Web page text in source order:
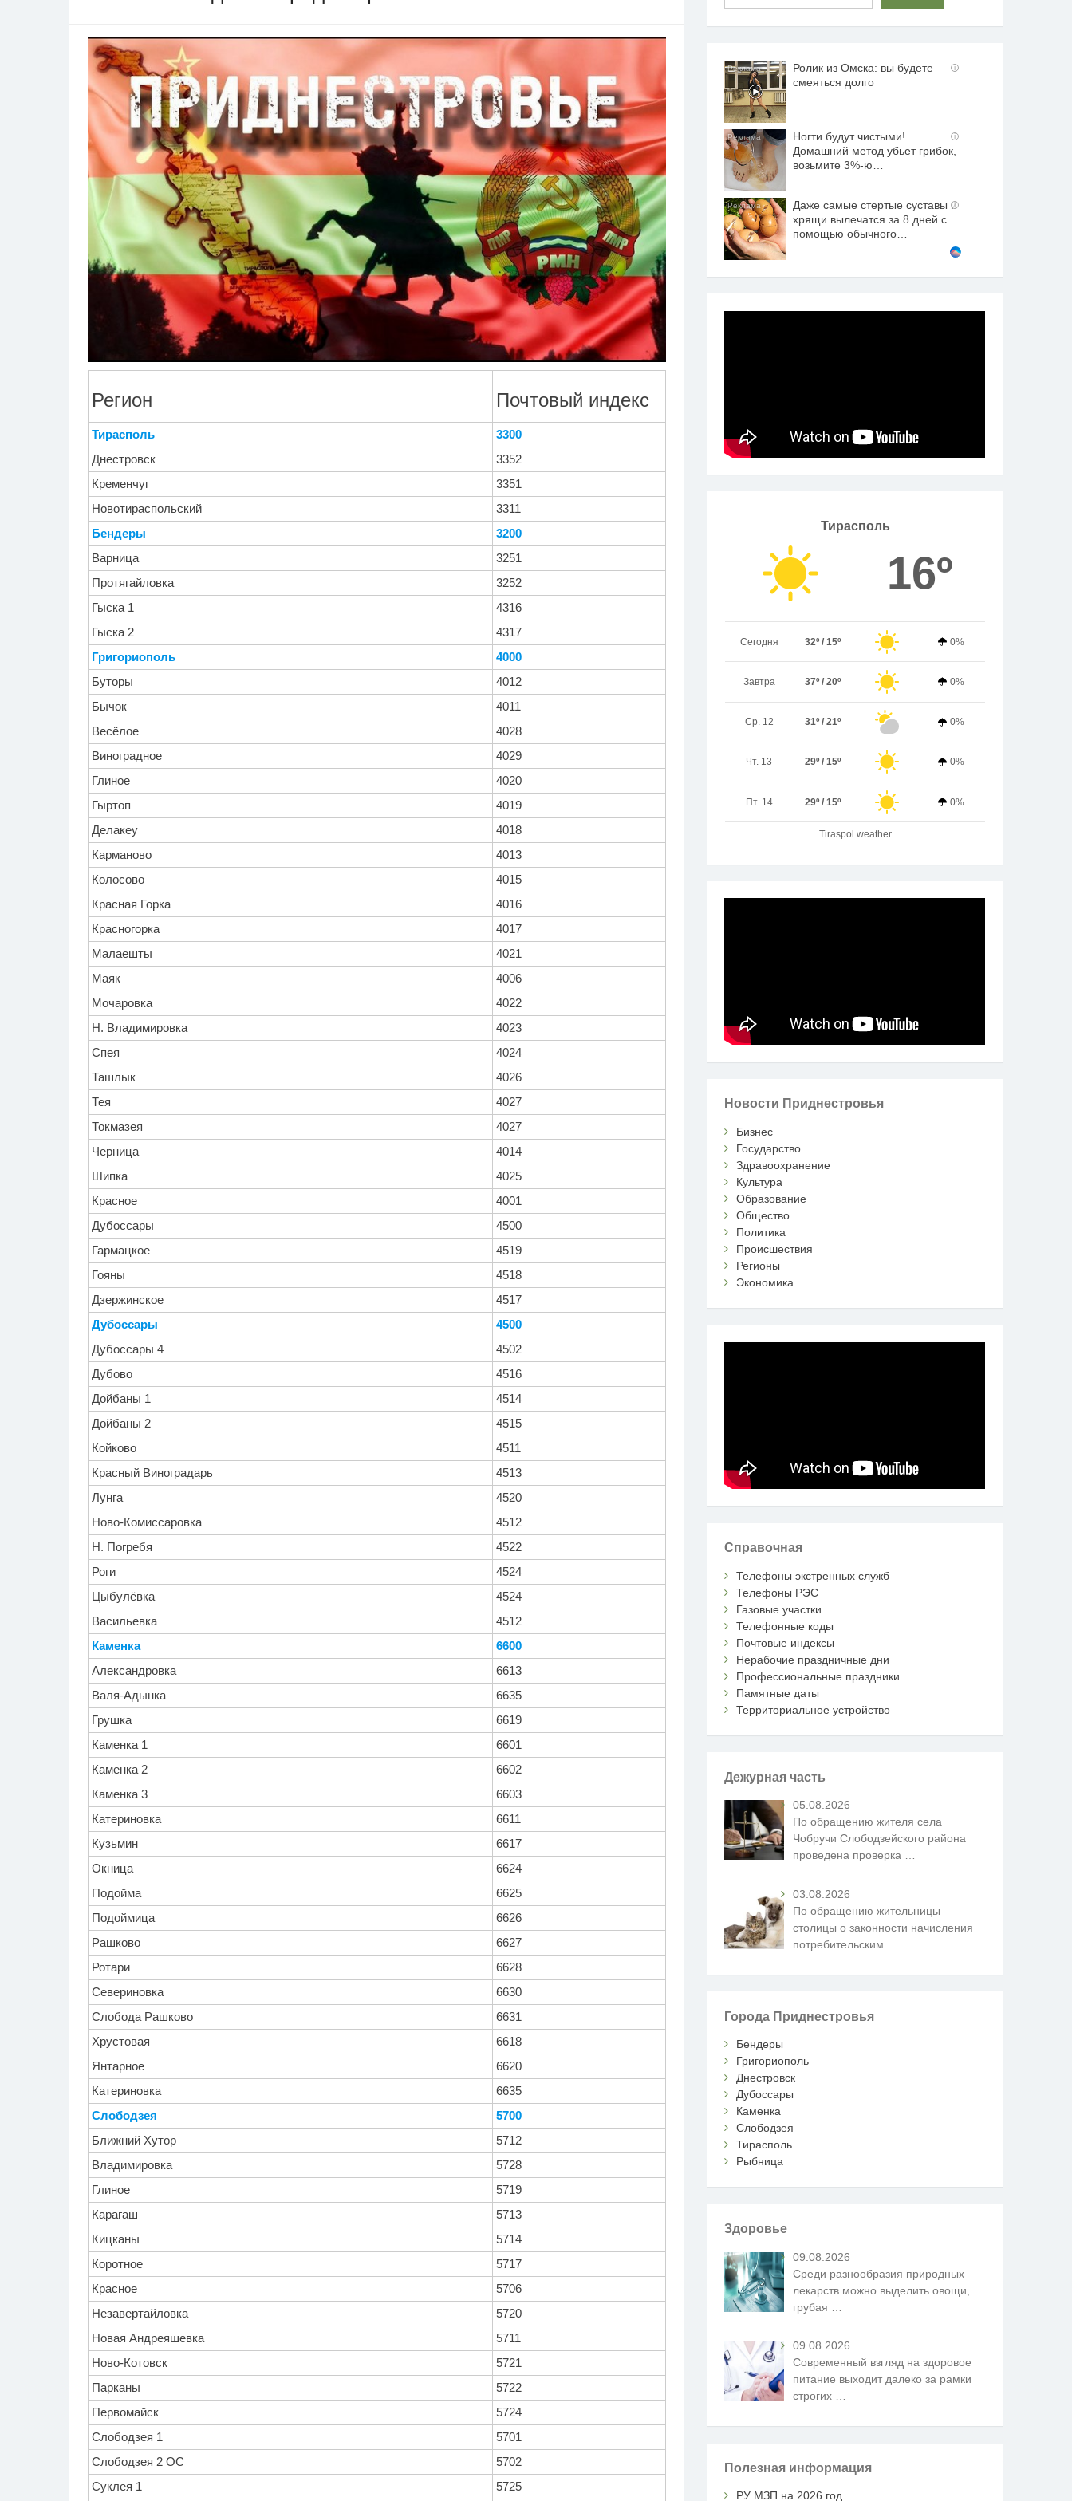
Регион Почтовый индекс
Тирасполь
3300
Днестровск
3352
Кременчуг
3351
Новотираспольский
3311
Бендеры
3200
Варница
3251
Протягайловка
3252
Гыска 1
4316
Гыска 2
4317
Григориополь
4000
Буторы
4012
Бычок
4011
Весёлое
4028
Виноградное
4029
Глиное
4020
Гыртоп
4019
Делакеу
4018
Карманово
4013
Колосово
4015
Красная Горка
4016
Красногорка
4017
Малаешты
4021
Маяк
4006
Мочаровка
4022
Н. Владимировка
4023
Спея
4024
Ташлык
4026
Тея
4027
Токмазея
4027
Черница
4014
Шипка
4025
Красное
4001
Дубоссары
4500
Гармацкое
4519
Гояны
4518
Дзержинское
4517
Дубоссары
4500
Дубоссары 4
4502
Дубово
4516
Дойбаны 1
4514
Дойбаны 2
4515
Койково
4511
Красный Виноградарь
4513
Лунга
4520
Ново-Комиссаровка
4512
Н. Погребя
4522
Роги
4524
Цыбулёвка
4524
Васильевка
4512
Каменка
6600
Александровка
6613
Валя-Адынка
6635
Грушка
6619
Каменка 1
6601
Каменка 2
6602
Каменка 3
6603
Катериновка
6611
Кузьмин
6617
Окница
6624
Подойма
6625
Подоймица
6626
Рашково
6627
Ротари
6628
Севериновка
6630
Слобода Рашково
6631
Хрустовая
6618
Янтарное
6620
Катериновка
6635
Слободзея
5700
Ближний Хутор
5712
Владимировка
5728
Глиное
5719
Карагаш
5713
Кицканы
5714
Коротное
5717
Красное
5706
Незавертайловка
5720
Новая Андреяшевка
5711
Ново-Котовск
5721
Парканы
5722
Первомайск
5724
Слободзея 1
5701
Слободзея 2 ОС
5702
Суклея 1
5725
i
Ролик из Омска: вы будете
смеяться долго
i
Ногти будут чистыми!
Домашний метод убьет грибок,
возьмите 3%-ю…
i
Даже самые стертые суставы и
хрящи вылечатся за 8 дней с
помощью обычного…
Тирасполь
16º
Сегодня 32º / 15º 0%
Завтра 37º / 20º 0%
Ср. 12 31º / 21º 0%
Чт. 13 29º / 15º 0%
Пт. 14 29º / 15º 0%
Tiraspol weather
Новости Приднестровья
Бизнес
Государство
Здравоохранение
Культура
Образование
Общество
Политика
Происшествия
Регионы
Экономика
Справочная
Телефоны экстренных служб
Телефоны РЭС
Газовые участки
Телефонные коды
Почтовые индексы
Нерабочие праздничные дни
Профессиональные праздники
Памятные даты
Территориальное устройство
Дежурная часть
05.08.2026
По обращению жителя села
Чобручи Слободзейского района
проведена проверка …
03.08.2026
По обращению жительницы
столицы о законности начисления
потребительским
Города Приднестровья
Бендеры
Григориополь
Днестровск
Дубоссары
Каменка
Слободзея
Тирасполь
Рыбница
Здоровье
09.08.2026
Среди разнообразия природных
лекарств можно выделить овощи,
грубая
09.08.2026
Современный взгляд на здоровое
питание выходит далеко за рамки
строгих
Полезная информация
РУ МЗП на 2026 год
отожгла! Видео не
оставит равнодушным